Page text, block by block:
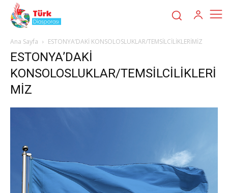
Ana Sayfa ESTONYA’DAKİ KONSOLOSLUKLAR/TEMSİLCİLİKLERİMİZ
ESTONYA’DAKİ
KONSOLOSLUKLAR/TEMSİLCİLİKLERİ
MİZ